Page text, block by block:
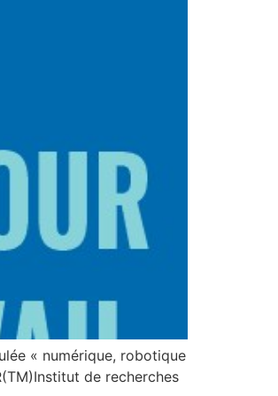
« numérique, robotique
de recherches